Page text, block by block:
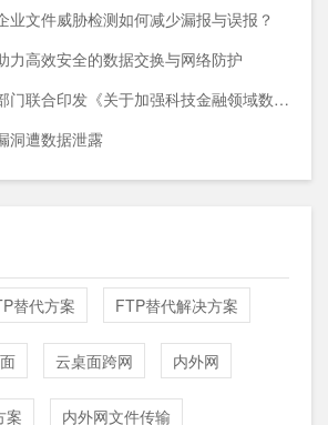
业文件威胁检测如何减少漏报与误报？
力高效安全的数据交换与网络防护
中国人民银行等九部门联合印发《关于加强科技金融领域数据开发利用的通知》
洞遭数据泄露
替代方案 FTP替代解决方案
云桌面跨网 内外网
案 内外网文件传输